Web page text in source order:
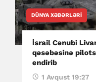
DÜNYA XƏBƏRLƏRI
İsrail Cənubi
qəsəbəsinə
endirib
1 Avqust 19:27